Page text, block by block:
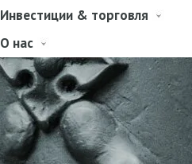
Инвестиции & торговля
О нас